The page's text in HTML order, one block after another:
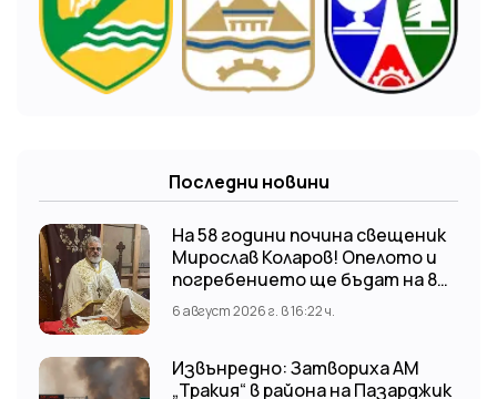
Последни новини
На 58 години почина свещеник
Мирослав Коларов! Опелото и
погребението ще бъдат на 8
август (събота) от 11:00 часа в
храм “Св. Св. Козма и Дамян”, гр.
6 август 2026 г. в 16:22 ч.
Извънредно: Затвориха АМ
„Тракия“ в района на Пазарджик